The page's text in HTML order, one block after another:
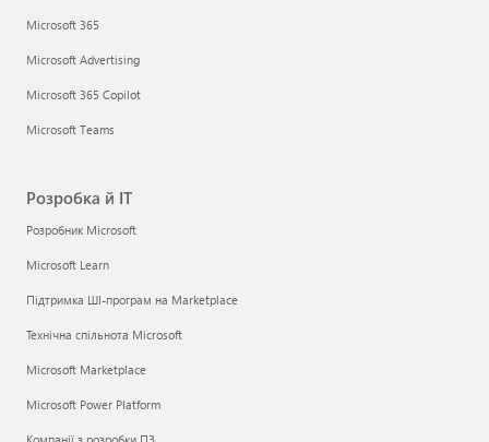
Microsoft 365
Microsoft Advertising
Microsoft 365 Copilot
Microsoft Teams
Розробка й ІТ
Розробник Microsoft
Microsoft Learn
Підтримка ШІ-програм на Marketplace
Технічна спільнота Microsoft
Microsoft Marketplace
Microsoft Power Platform